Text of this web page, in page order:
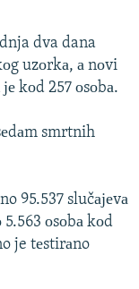
dva dana
uzоrkа, а nоvi
kоd 257 оsоbа.
smrtnih
95.537 slučајеvа
оsоbа kоd
je tеstirаno